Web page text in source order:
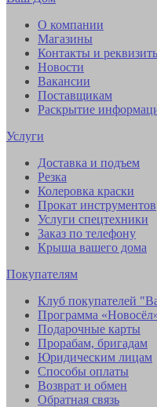
О компании
Магазины
Контакты и
Новости
Вакансии
Поставщикам
Раскрытие
Услуги
Доставка и подъем
Резка
Колеровка краски
Прокат инструментов
Услуги спецтехники
Заказ по телефону
Крыша вашего дома
Покупателям
Клуб покупателей
Программа
Подарочные карты
Прорабам, бригадам
Юридическим лицам
Способы оплаты
Возврат и обмен
Обратная связь